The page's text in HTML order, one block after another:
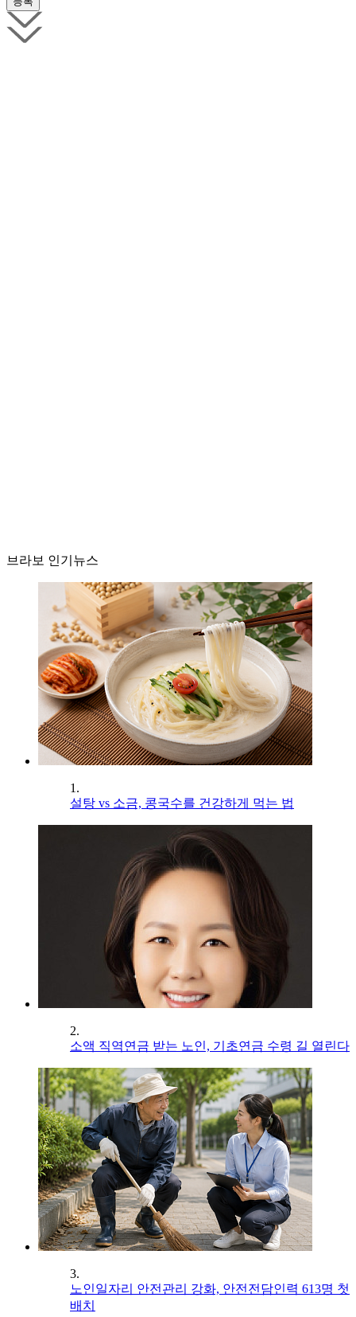
브라보 인기뉴스
1.
설탕 vs 소금, 콩국수를 건강하게 먹는 법
2.
소액 직역연금 받는 노인, 기초연금 수령 길 열린다
3.
노인일자리 안전관리 강화, 안전전담인력 613명 첫
배치